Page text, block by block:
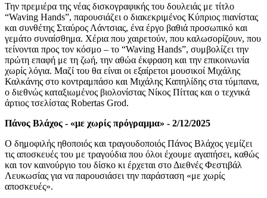
Την πρεμιέρα της νέας δισκογραφικής του δουλειάς με τίτλο
“Waving Hands”, παρουσιάζει ο διακεκριμένος Κύπριος πιανίστας
και συνθέτης Σταύρος Λάντσιας, ένα έργο βαθιά προσωπικό και
γεμάτο συναίσθημα. Xέρια που χαιρετούν, που καλωσορίζουν, που
τείνονται προς τον κόσμο – το “Waving Hands”, συμβολίζει την
πρώτη επαφή με τη ζωή, την αθώα έκφραση και την επικοινωνία
χωρίς λόγια. Μαζί του θα είναι οι εξαίρετοι μουσικοί Μιχάλης
Καλκάνης στο κοντραμπάσο και Μιχάλης Καπηλίδης στα τύμπανα,
ο διεθνώς καταξιωμένος βιολονίστας Νίκος Πίττας και ο τεχνικά
άρτιος τσελίστας Robertas Grod.
Πάνος Βλάχος - «με χωρίς πρόγραμμα» - 2/12/2025
Ο δημοφιλής ηθοποιός και τραγουδοποιός Πάνος Βλάχος γεμίζει
τις αποσκευές του με τραγούδια που όλοι έχουμε αγαπήσει, καθώς
και τον καινούργιο του δίσκο κι έρχεται στο Διεθνές Φεστιβάλ
Λευκωσίας για να παρουσιάσει την παράσταση «με χωρίς
αποσκευές».